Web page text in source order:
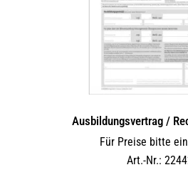
Ausbildungsvertrag /
Für Preise bitte
Art.-Nr.: